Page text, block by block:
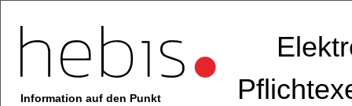
Information auf den Punkt